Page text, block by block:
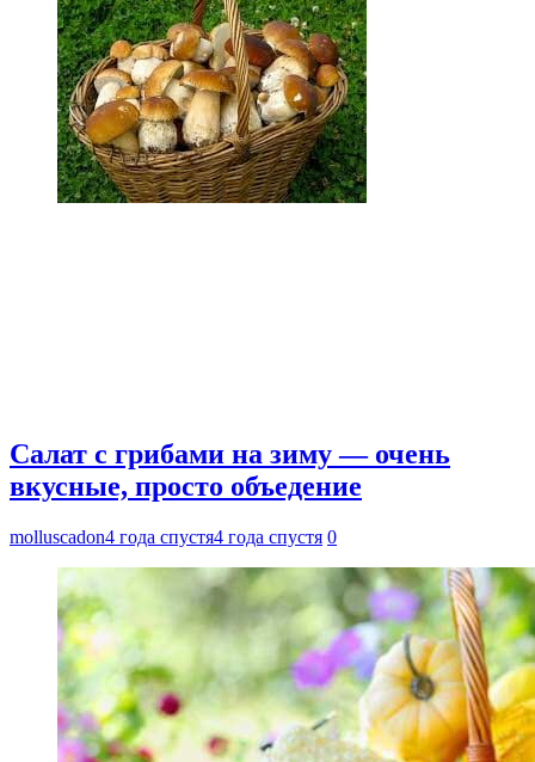
Салат с грибами на зиму — очень
вкусные, просто объедение
molluscadon4 года спустя4 года спустя 0